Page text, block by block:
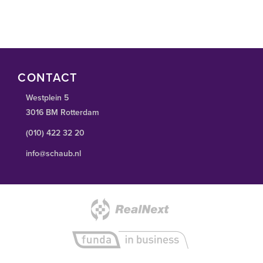
CONTACT
Westplein 5
3016 BM Rotterdam
(010) 422 32 20
info@schaub.nl